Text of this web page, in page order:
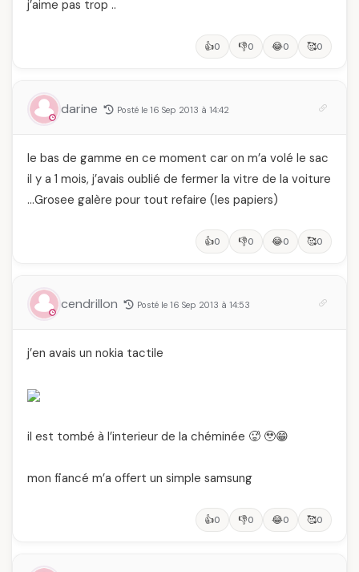
j’aime pas trop ..
👍0 👎0 😂0 🥰0
darine Posté le 16 Sep 2013 à 14:42
le bas de gamme en ce moment car on m’a volé le sac
il y a 1 mois, j’avais oublié de fermer la vitre de la voiture
…Grosee galère pour tout refaire (les papiers)
👍0 👎0 😂0 🥰0
cendrillon Posté le 16 Sep 2013 à 14:53
j’en avais un nokia tactile
il est tombé à l’interieur de la chéminée 🥵 🥹😁
mon fiancé m’a offert un simple samsung
👍0 👎0 😂0 🥰0